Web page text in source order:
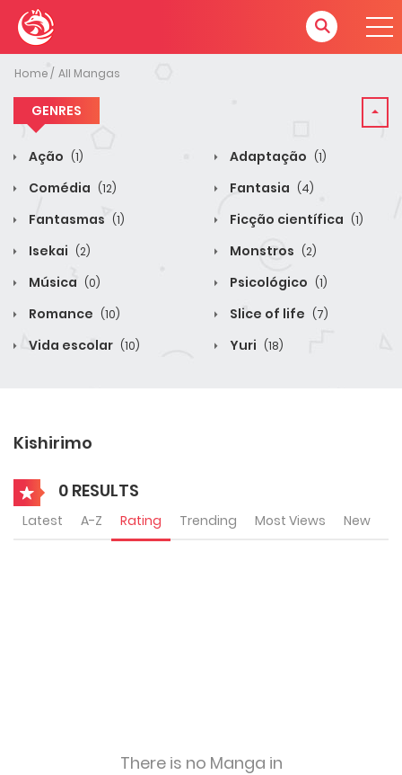
Home All Mangas
GENRES
Ação (1) Adaptação (1)
Comédia (12) Fantasia (4)
Fantasmas (1) Ficção científica (1)
Isekai (2) Monstros (2)
Música (0) Psicológico (1)
Romance (10) Slice of life (7)
Vida escolar (10) Yuri (18)
Kishirimo
0 RESULTS
Latest A-Z Rating Trending Most Views New
There is no Manga in